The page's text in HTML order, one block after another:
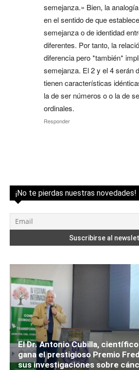
semejanza.» Bien, la
en el sentido de que
semejanza o de identidad
diferentes. Por tanto, la
diferencia pero *también*
semejanza. El 2 y el 4 serán
tienen características
la de ser números o o la de
ordinales.
Responder
¡No te pierdas nuestras novedades!
El Dr. Antonio Cubilla,
gana el prestigioso Premio
sus investigaciones sobre